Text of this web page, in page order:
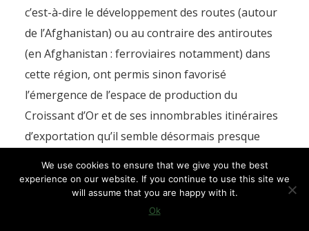
c’est-à-dire le développement des routes (autour
de l’Afghanistan) ou au contraire des antiroutes
(en Afghanistan : ferroviaires notamment) dans
cette région, ont permis sinon favorisé
l’émergence de l’espace de production du
Croissant d’Or et de ses innombrables itinéraires
d’exportation qu’il semble désormais presque
territoriale de l’Afghanistan comme la nature des
frontières occidentales du Pakistan et de celles,
extérieures et intérieures, de l’Asie centrale, sont
We use cookies to ensure that we give you the best
experience on our website. If you continue to use this site we
will assume that you are happy with it.
Ok